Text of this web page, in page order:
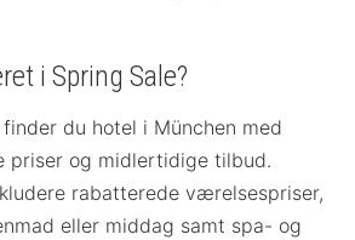
i Spring Sale?
du hotel i München med
priser og midlertidige tilbud.
rabatterede værelsespriser,
eller middag samt spa- og